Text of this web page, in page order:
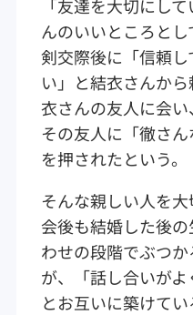
「友達を大切にし
んのいいところと
剣交際後に「信頼
い」と結衣さんか
衣さんの友人に会
その友人に「徹さ
を押されたという。
そんな親しい人を
会後も結婚した後
わせの段階でぶつ
が、「話し合いが
とお互いに築けてい